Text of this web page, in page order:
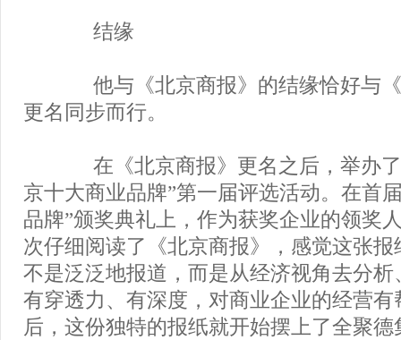
结缘
他与《北京商报》的结缘恰好与《
更名同步而行。
在《北京商报》更名之后，举办了
京十大商业品牌”第一届评选活动。在首
品牌”颁奖典礼上，作为获奖企业的领奖
次仔细阅读了《北京商报》，感觉这张报
不是泛泛地报道，而是从经济视角去分析
有穿透力、有深度，对商业企业的经营有
后，这份独特的报纸就开始摆上了全聚德